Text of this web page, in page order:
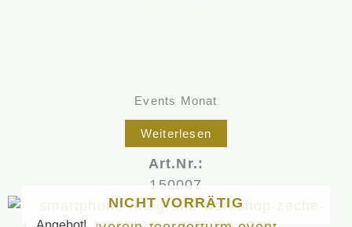
Events Monat
Weiterlesen
Art.Nr.:
150007
NICHT VORRÄTIG
Ursprünglicher
Preis
Aktueller
Preis